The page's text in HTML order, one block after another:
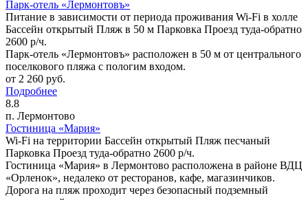
Парк-отель «Лермонтовъ»
Питание в зависимости от периода проживания Wi-Fi в холле
Бассейн открытый Пляж в 50 м Парковка Проезд туда-обратно
2600 р/ч.
Парк-отель «Лермонтовъ» расположен в 50 м от центрального
поселкового пляжа с пологим входом.
от 2 260 руб.
Подробнее
8.8
п. Лермонтово
Гостиница «Мария»
Wi-Fi на территории Бассейн открытый Пляж песчаный
Парковка Проезд туда-обратно 2600 р/ч.
Гостиница «Мария» в Лермонтово расположена в районе ВДЦ
«Орленок», недалеко от ресторанов, кафе, магазинчиков.
Дорога на пляж проходит через безопасный подземный